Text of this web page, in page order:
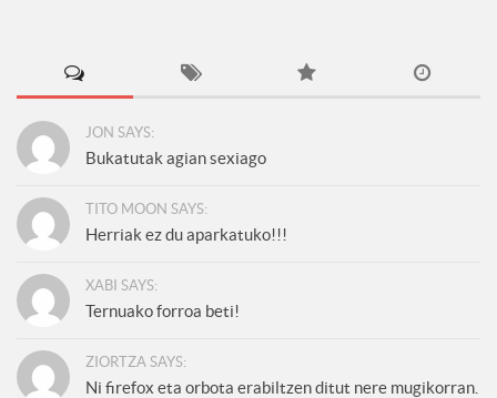
JON SAYS:
Bukatutak agian sexiago
TITO MOON SAYS:
Herriak ez du aparkatuko!!!
XABI SAYS:
Ternuako forroa beti!
ZIORTZA SAYS:
Ni firefox eta orbota erabiltzen ditut nere mugikorran.